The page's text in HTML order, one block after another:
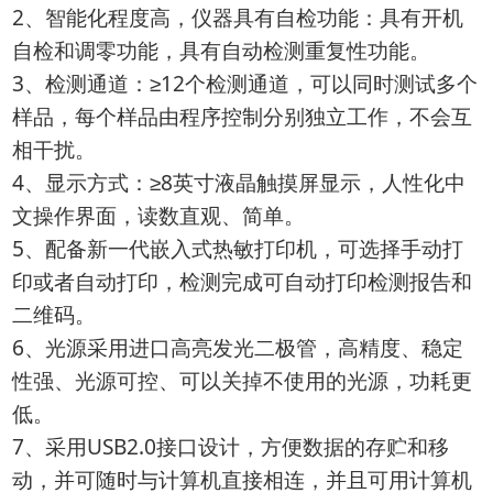
2、智能化程度高，仪器具有自检功能：具有开机
自检和调零功能，具有自动检测重复性功能。
3、检测通道：≥12个检测通道，可以同时测试多个
样品，每个样品由程序控制分别独立工作，不会互
相干扰。
4、显示方式：≥8英寸液晶触摸屏显示，人性化中
文操作界面，读数直观、简单。
5、配备新一代嵌入式热敏打印机，可选择手动打
印或者自动打印，检测完成可自动打印检测报告和
二维码。
6、光源采用进口高亮发光二极管，高精度、稳定
性强、光源可控、可以关掉不使用的光源，功耗更
低。
7、采用USB2.0接口设计，方便数据的存贮和移
动，并可随时与计算机直接相连，并且可用计算机